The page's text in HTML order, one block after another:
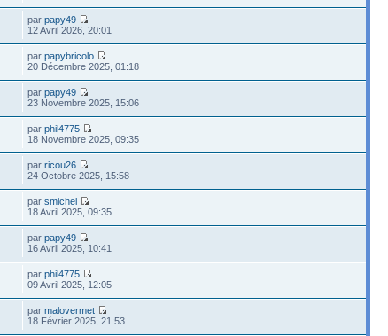
parpapy49
12 Avril 2026, 20:01
parpapybricolo
20 Décembre 2025, 01:18
parpapy49
23 Novembre 2025, 15:06
parphil4775
18 Novembre 2025, 09:35
parricou26
24 Octobre 2025, 15:58
parsmichel
18 Avril 2025, 09:35
parpapy49
16 Avril 2025, 10:41
parphil4775
09 Avril 2025, 12:05
parmalovermet
18 Février 2025, 21:53